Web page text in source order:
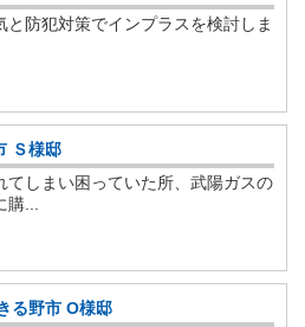
と防犯対策でインプラスを検討しま
Ｓ様邸
てしまい困っていた所、武陽ガスの
...
る野市 O様邸